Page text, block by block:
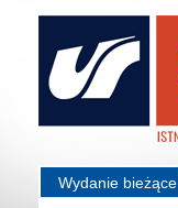
Wydanie bieżące